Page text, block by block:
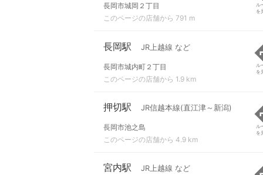
長岡市城岡２丁目
このページの店舗から 791 m
ル
を
長岡駅 JR上越線 など
長岡市城内町２丁目
このページの店舗から 1.9 km
ル
を
押切駅 JR信越本線(直江津～新潟)
長岡市池之島
このページの店舗から 4.9 km
ル
を
宮内駅 JR上越線 など